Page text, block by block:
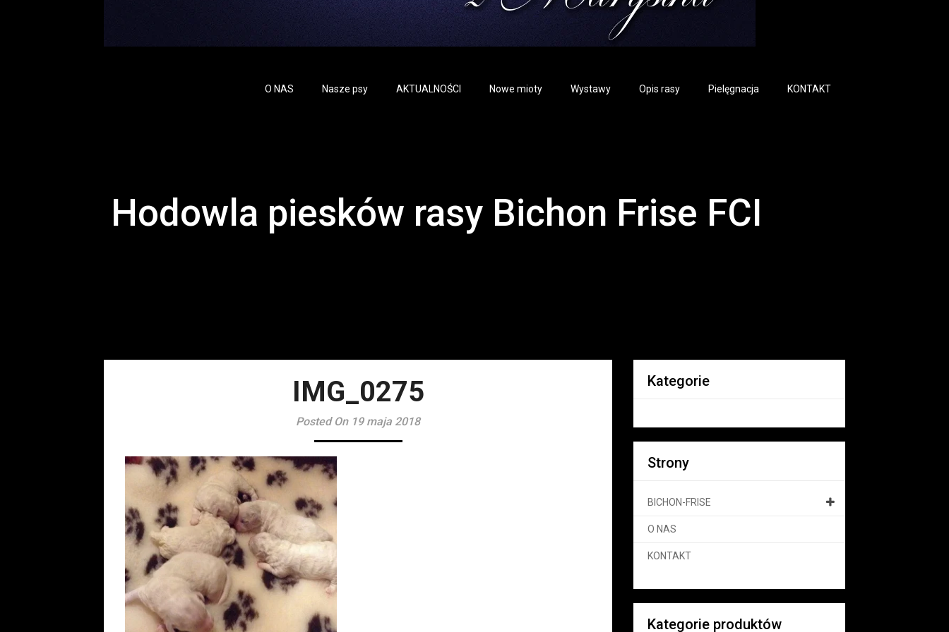
O NAS Nasze psy AKTUALNOŚCI Nowe mioty Wystawy Opis rasy Pielęgnacja KONTAKT
Hodowla piesków rasy Bichon Frise FCI
IMG_0275
Posted On 19 maja 2018
Kategorie
Strony
BICHON-FRISE
O NAS
KONTAKT
Kategorie produktów